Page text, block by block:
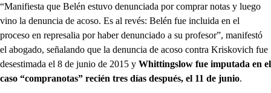
“Manifiesta que Belén estuvo denunciada por comprar notas y luego
vino la denuncia de acoso. Es al revés: Belén fue incluida en el
proceso en represalia por haber denunciado a su profesor”, manifestó
el abogado, señalando que la denuncia de acoso contra Kriskovich fue
desestimada el 8 de junio de 2015 y Whittingslow fue imputada en el
caso “compranotas” recién tres días después, el 11 de junio.